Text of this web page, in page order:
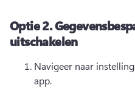
Optie 2.
uitschakelen
Navigeer naar
app.